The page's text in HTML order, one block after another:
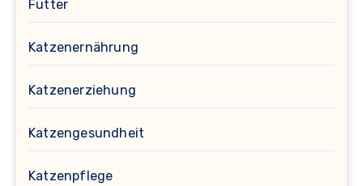
Futter
Katzenernährung
Katzenerziehung
Katzengesundheit
Katzenpflege